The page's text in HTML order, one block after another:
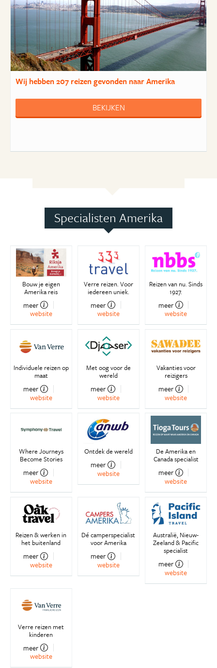
Wij hebben207 reizengevonden naar Amerika
BEKIJKEN
Specialisten Amerika
Bouw je eigen
Amerika reis
meer
website
Verre reizen. Voor
iedereen uniek.
meer
website
Reizen van nu. Sinds
1927.
meer
website
Individuele reizen op
maat
meer
website
Met oog voor de
wereld
meer
website
Vakanties voor
reizigers
meer
website
Where Journeys
Become Stories
meer
website
Ontdek de wereld
meer
website
De Amerika en
Canada specialist
meer
website
Reizen & werken in
het buitenland
meer
website
Dé camperspecialist
voor Amerika
meer
website
Australië, Nieuw-
Zeeland & Pacific
specialist
meer
website
Verre reizen met
kinderen
meer
website